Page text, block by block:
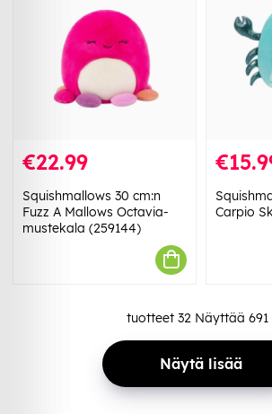
€22.99
Squishmallows 30 cm:n
Fuzz A Mallows Octavia-
mustekala (259144)
Carpio
tuotteet 32Näyttää 691
Näytä lisää